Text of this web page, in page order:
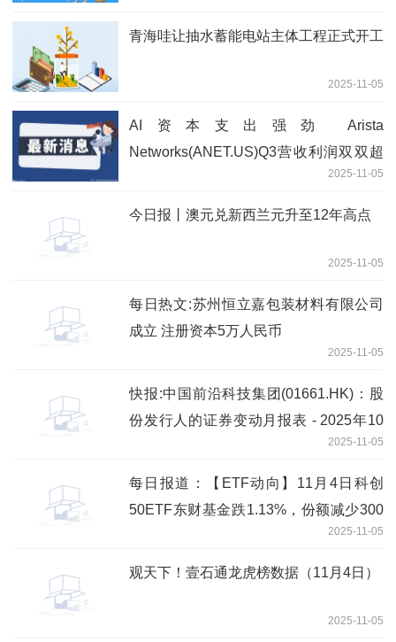
青海哇让抽水蓄能电站主体工程正式开工
2025-11-05
AI资本支出强劲 Arista
Networks(ANET.US)Q3营收利润双双超
2025-11-05
今日报丨澳元兑新西兰元升至12年高点
2025-11-05
每日热文:苏州恒立嘉包装材料有限公司
成立 注册资本5万人民币
2025-11-05
快报:中国前沿科技集团(01661.HK)：股
份发行人的证券变动月报表 - 2025年10
2025-11-05
每日报道：【ETF动向】11月4日科创
50ETF东财基金跌1.13%，份额减少300
2025-11-05
观天下！壹石通龙虎榜数据（11月4日）
2025-11-05